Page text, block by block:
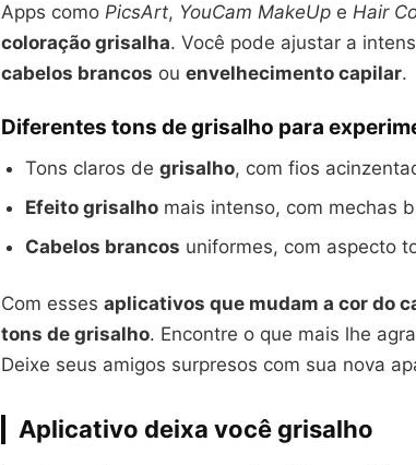
Apps como PicsArt, YouCam MakeUp e Hair
coloração grisalha. Você pode ajustar a
cabelos brancos ou envelhecimento capilar.
Diferentes tons de grisalho para
Tons claros de grisalho, com fios
Efeito grisalho mais intenso, com mechas
Cabelos brancos uniformes, com aspecto
Com esses aplicativos que mudam a cor do
tons de grisalho. Encontre o que mais lhe
Deixe seus amigos surpresos com sua nova
Aplicativo deixa você grisalho